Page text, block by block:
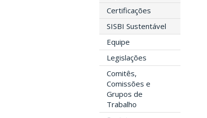
Certificações
SISBI Sustentável
Equipe
Legislações
Comitês,
Comissões e
Grupos de
Trabalho